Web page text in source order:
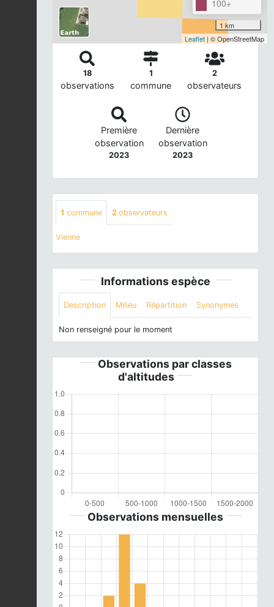
100+
1 km
Leaflet | © OpenStreetMap
18
observations
1
commune
2
observateurs
Première
observation
2023
Dernière
observation
2023
1 commune 2 observateurs
Vienne
Informations espèce
Description Milieu Répartition Synonymes
Non renseigné pour le moment
Observations par classes
d'altitudes
Observations mensuelles